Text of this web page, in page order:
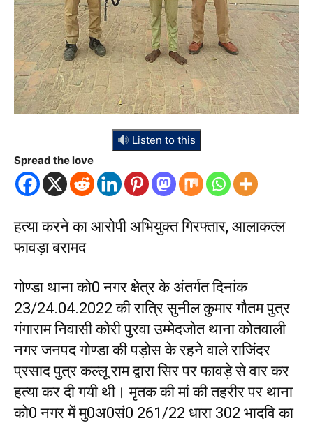
Listen to this
Spread the love
हत्या करने का आरोपी अभियुक्त गिरफ्तार, आलाकत्ल
फावड़ा बरामद
गोण्डा थाना को0 नगर क्षेत्र के अंतर्गत दिनांक
23/24.04.2022 की रात्रि सुनील कुमार गौतम पुत्र
गंगाराम निवासी कोरी पुरवा उम्मेदजोत थाना कोतवाली
नगर जनपद गोण्डा की पड़ोस के रहने वाले राजिंदर
प्रसाद पुत्र कल्लू राम द्वारा सिर पर फावड़े से वार कर
हत्या कर दी गयी थी। मृतक की मां की तहरीर पर थाना
को0 नगर में मु0अ0सं0 261/22 धारा 302 भादवि का